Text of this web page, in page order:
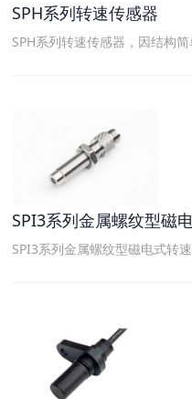
SPH系列转速传感器
SPH系列转速传感器，因结构
SPI3系列金属螺纹型磁
SPI3系列金属螺纹型磁电式转